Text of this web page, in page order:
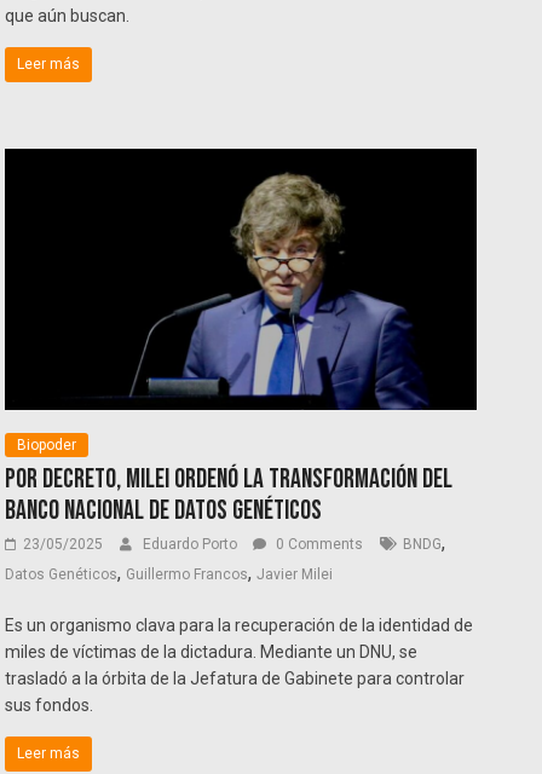
que aún buscan.
Leer más
Biopoder
Por decreto, Milei ordenó la transformación del
Banco Nacional de Datos Genéticos
23/05/2025 Eduardo Porto 0 Comments BNDG,
Datos Genéticos, Guillermo Francos,Javier Milei
Es un organismo clava para la recuperación de la identidad de
miles de víctimas de la dictadura. Mediante un DNU, se
trasladó a la órbita de la Jefatura de Gabinete para controlar
sus fondos.
Leer más